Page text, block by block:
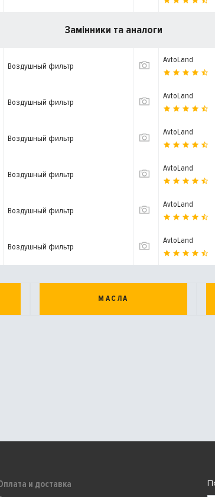
Замінники та аналоги
Воздушный фильтр
AvtoLand
Воздушный фильтр
AvtoLand
Воздушный фильтр
AvtoLand
Воздушный фильтр
AvtoLand
Воздушный фильтр
AvtoLand
Воздушный фильтр
AvtoLand
МАСЛА
и доставка